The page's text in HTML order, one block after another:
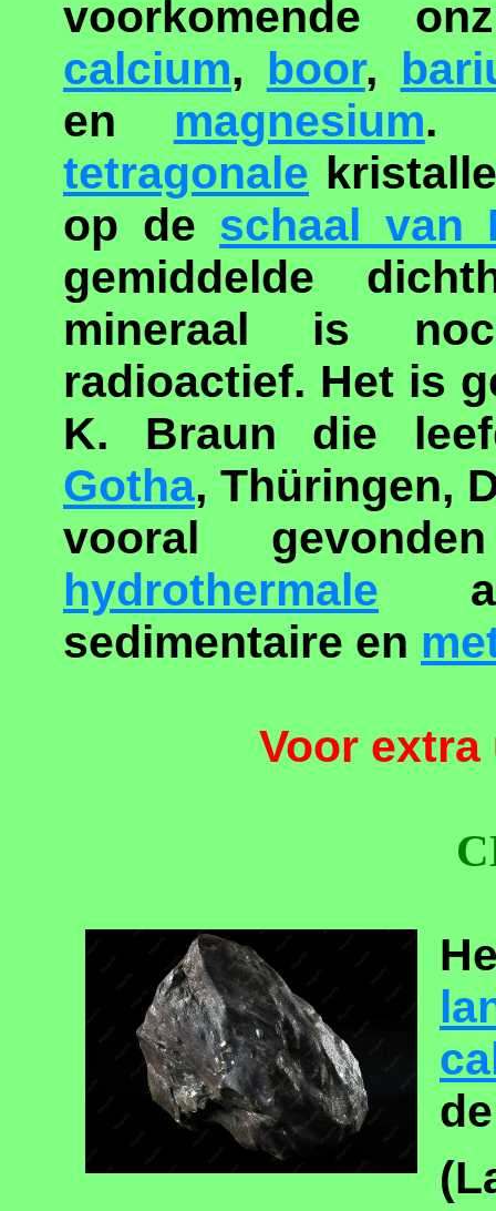
voorkomende
calcium, boor,
en magnesium.
tetragonale
op de schaal van
gemiddelde
mineraal is
radioactief. Het is
K. Braun die
Gotha, Thüringen,
vooral
hydrothermale
sedimentaire en
Voor